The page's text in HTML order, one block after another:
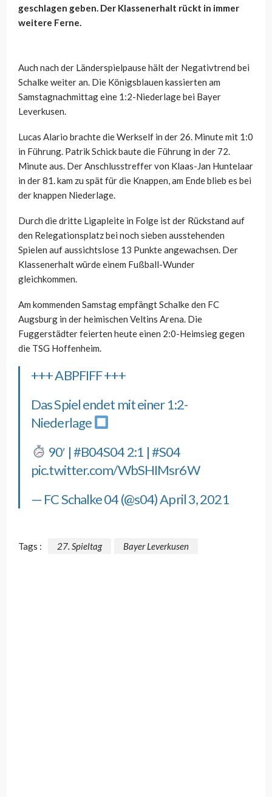
geschlagen geben. Der Klassenerhalt rückt in immer
weitere Ferne.
Auch nach der Länderspielpause hält der Negativtrend bei
Schalke weiter an. Die Königsblauen kassierten am
Samstagnachmittag eine 1:2-Niederlage bei Bayer
Leverkusen.
Lucas Alario brachte die Werkself in der 26. Minute mit 1:0
in Führung. Patrik Schick baute die Führung in der 72.
Minute aus. Der Anschlusstreffer von Klaas-Jan Huntelaar
in der 81. kam zu spät für die Knappen, am Ende blieb es bei
der knappen Niederlage.
Durch die dritte Ligapleite in Folge ist der Rückstand auf
den Relegationsplatz bei noch sieben ausstehenden
Spielen auf aussichtslose 13 Punkte angewachsen. Der
Klassenerhalt würde einem Fußball-Wunder
gleichkommen.
Am kommenden Samstag empfängt Schalke den FC
Augsburg in der heimischen Veltins Arena. Die
Fuggerstädter feierten heute einen 2:0-Heimsieg gegen
die TSG Hoffenheim.
+++ ABPFIFF +++
Das Spiel endet mit einer 1:2-
Niederlage
90′ |#B04S042:1 |#S04
pic.twitter.com/WbSHIMsr6W
— FC Schalke 04 (@s04)April 3, 2021
Tags : 27. Spieltag Bayer Leverkusen